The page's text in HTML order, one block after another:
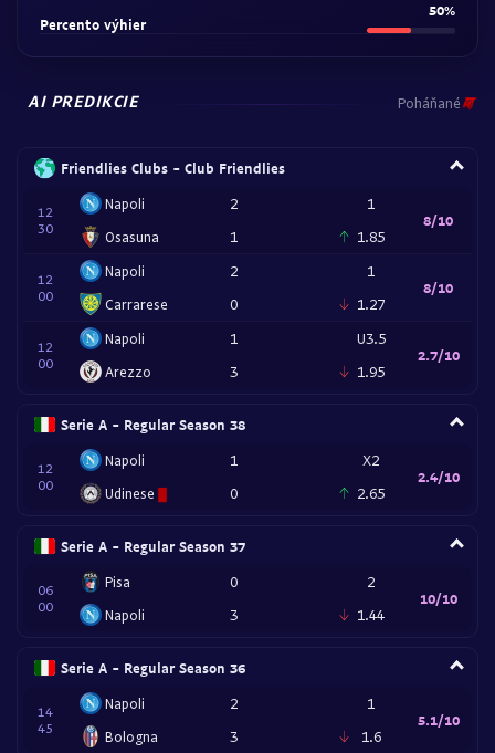
Percento výhier
50%
AI PREDIKCIE Poháňané
Friendlies Clubs - Club Friendlies
12
30
Napoli
Osasuna
2
1
1
1.85
8/10
12
00
Napoli
Carrarese
2
0
1
1.27
8/10
12
00
Napoli
Arezzo
1
3
U3.5
1.95
2.7/10
Serie A - Regular Season 38
12
00
Napoli
Udinese
1
0
X2
2.65
2.4/10
Serie A - Regular Season 37
06
00
Pisa
Napoli
0
3
2
1.44
10/10
Serie A - Regular Season 36
14
45
Napoli
Bologna
2
3
1
1.6
5.1/10